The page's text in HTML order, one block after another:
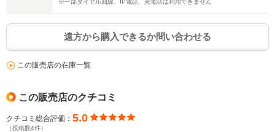
※一部ダイヤル回線、IP電話、光電話は利用できません
遠方から購入できるか問い合わせる
この販売店の在庫一覧
この販売店のクチコミ
クチコミ総合評価： 5.0
（投稿数4件）